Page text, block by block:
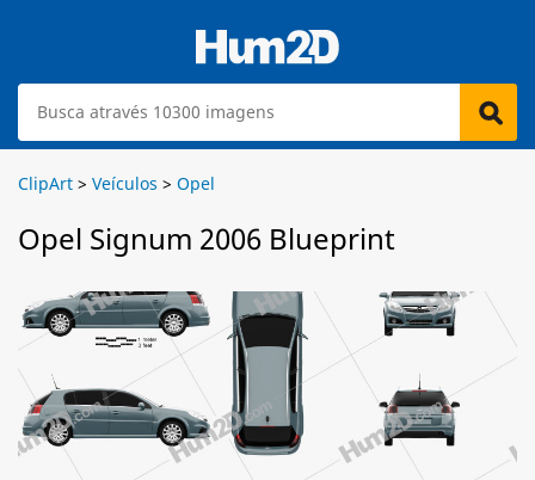
ClipArt > Veículos > Opel
Opel Signum 2006 Blueprint